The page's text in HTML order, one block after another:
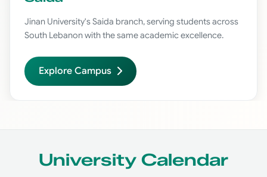
Jinan University's Saida branch, serving students across
South Lebanon with the same academic excellence.
Explore Campus
University Calendar